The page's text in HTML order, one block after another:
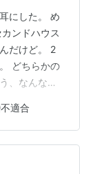
にした。 め
ンドハウス
だけど。 2
どちらかの
、なんな
ッタリはも
ので、匂い
か、過敏に
ている。 す
適合